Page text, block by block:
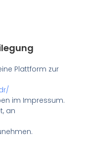
Plattform zur
im Impressum.
an